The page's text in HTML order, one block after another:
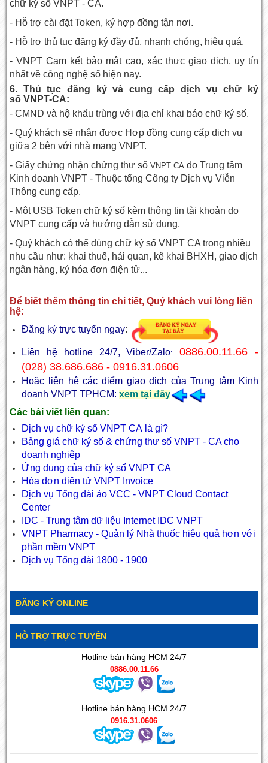
chữ ký số VNPT - CA.
- Hỗ trợ cài đặt Token, ký hợp đồng tận nơi.
- Hỗ trợ thủ tục đăng ký đầy đủ, nhanh chóng, hiệu quá.
- VNPT Cam kết bảo mật cao, xác thực giao dịch, uy tín
nhất về công nghệ số hiện nay.
6. Thủ tục đăng ký và cung cấp dịch vụ chữ ký
số VNPT-CA:
- CMND và hộ khẩu trùng với địa chỉ khai báo chữ ký số.
- Quý khách sẽ nhận được Hợp đồng cung cấp dịch vụ
giữa 2 bên với nhà mạng VNPT.
- Giấy chứng nhận chứng thư sốVNPT CA do Trung tâm
Kinh doanh VNPT - Thuộc tổng Công ty Dịch vụ Viễn
Thông cung cấp.
- Một USB Token chữ ký số kèm thông tin tài khoản do
VNPT cung cấp và hướng dẫn sử dụng.
- Quý khách có thể dùng chữ ký số VNPT CA trong nhiều
nhu cầu như: khai thuế, hải quan, kê khai BHXH, giao dịch
ngân hàng, ký hóa đơn điện tử...
Để biết thêm thông tin chi tiết, Quý khách vui lòng liên
hệ:
Đăng ký trực tuyến ngay:
Liên hệ hotline 24/7, Viber/Zalo:0886.00.11.66 -
(028) 38.686.686 - 0916.31.0606
Hoặc liên hệ các điểm giao dịch của Trung tâm Kinh
doanh VNPT TPHCM: xem tại đây
Các bài viết liên quan:
Dịch vụ chữ ký số VNPT CA là gì?
Bảng giá chữ ký số & chứng thư số VNPT - CA cho
doanh nghiệp
Ứng dụng của chữ ký số VNPT CA
Hóa đơn điện tử VNPT Invoice
Dịch vụ Tổng đài ảo VCC - VNPT Cloud Contact
Center
IDC - Trung tâm dữ liệu Internet IDC VNPT
VNPT Pharmacy - Quản lý Nhà thuốc hiệu quả hơn với
phần mềm VNPT
Dịch vụ Tổng đài 1800 - 1900
ĐĂNG KÝ ONLINE
HỖ TRỢ TRỰC TUYẾN
Hotline bán hàng HCM 24/7
0886.00.11.66
Hotline bán hàng HCM 24/7
0916.31.0606